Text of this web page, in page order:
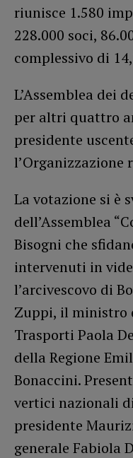
riunisce 1.580
228.000 soci,
complessivo di
L’Assemblea dei
per altri quattro
presidente
l’Organizzazione
La votazione si è
dell’Assemblea
Bisogni che
intervenuti in
l’arcivescovo di
Zuppi, il ministro
Trasporti Paola
della Regione
Bonaccini.
vertici nazionali
presidente
generale Fabiola